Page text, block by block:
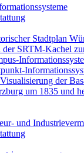
Stadtplan
der SRTM-Kachel
der
um 1835 und
und